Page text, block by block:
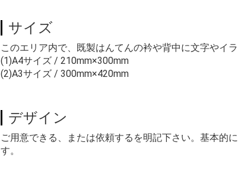
サイズ
このエリア内で、既製はんてんの衿や背中に文字やイ
(1)A4サイズ / 210mm×300mm
(2)A3サイズ / 300mm×420mm
デザイン
ご用意できる、または依頼するを明記下さい。基本的
す。